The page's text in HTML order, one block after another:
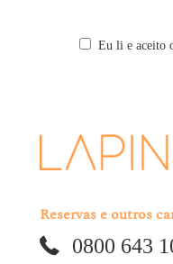
Eu li e aceito
Reservas e outros
0800 643